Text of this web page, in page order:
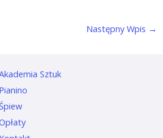
Następny Wpis →
Sztuk
Pianino